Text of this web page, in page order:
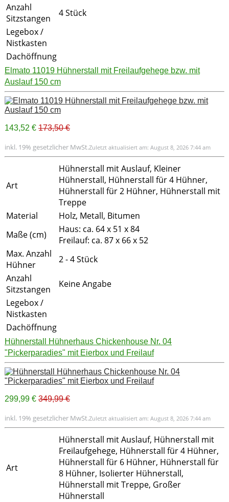
Anzahl
Sitzstangen
4 Stück
Legebox /
Nistkasten
Dachöffnung
Elmato 11019 Hühnerstall mit Freilaufgehege bzw. mit
Auslauf 150 cm
143,52 € 173,50 €
inkl. 19% gesetzlicher MwSt.Zuletzt aktualisiert am: August 8, 2026 7:44 am
Art
Hühnerstall mit Auslauf, Kleiner
Hühnerstall, Hühnerstall für 4 Hühner,
Hühnerstall für 2 Hühner, Hühnerstall mit
Treppe
Material
Holz, Metall, Bitumen
Maße (cm)
Haus: ca. 64 x 51 x 84
Freilauf: ca. 87 x 66 x 52
Max. Anzahl
Hühner
2 - 4 Stück
Anzahl
Sitzstangen
Keine Angabe
Legebox /
Nistkasten
Dachöffnung
Hühnerstall Hühnerhaus Chickenhouse Nr. 04
"Pickerparadies" mit Eierbox und Freilauf
299,99 € 349,99 €
inkl. 19% gesetzlicher MwSt.Zuletzt aktualisiert am: August 8, 2026 7:44 am
Art
Hühnerstall mit Auslauf, Hühnerstall mit
Freilaufgehege, Hühnerstall für 4 Hühner,
Hühnerstall für 6 Hühner, Hühnerstall für
8 Hühner, Isolierter Hühnerstall,
Hühnerstall mit Treppe, Großer
Hühnerstall